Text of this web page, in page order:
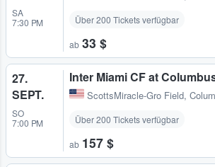
SA
7:30 PM
Über 200 Tickets verfügbar
ab 33 $
27.
SEPT.
SO
7:00 PM
Inter Miami CF at
ScottsMiracle-Gro Field,
Über 200 Tickets verfügbar
ab 157 $